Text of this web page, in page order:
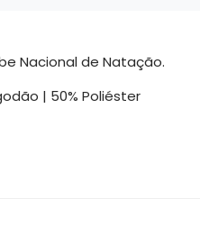
Nacional de Natação.
| 50% Poliéster